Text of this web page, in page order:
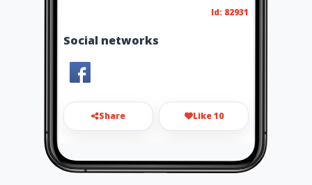
Id: 82931
Social networks
Share Like 10
m